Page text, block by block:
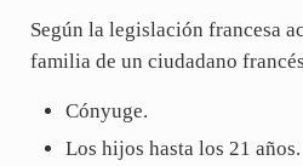
Según la legislación francesa
familia de un ciudadano
Cónyuge.
Los hijos hasta los 21 años.